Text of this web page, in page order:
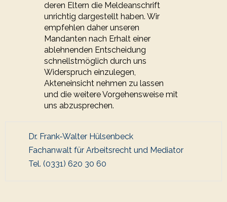
deren Eltern die Meldeanschrift
unrichtig dargestellt haben. Wir
empfehlen daher unseren
Mandanten nach Erhalt einer
ablehnenden Entscheidung
schnellstmöglich durch uns
Widerspruch einzulegen,
Akteneinsicht nehmen zu lassen
und die weitere Vorgehensweise mit
uns abzusprechen.
Dr. Frank-Walter Hülsenbeck
Fachanwalt für Arbeitsrecht und Mediator
Tel. (0331) 620 30 60